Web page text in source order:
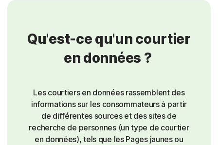
Qu'est-ce qu'un courtier
en données ?
Les courtiers en données rassemblent des
informations sur les consommateurs à partir
de différentes sources et des sites de
recherche de personnes (un type de courtier
en données), tels que les Pages jaunes ou